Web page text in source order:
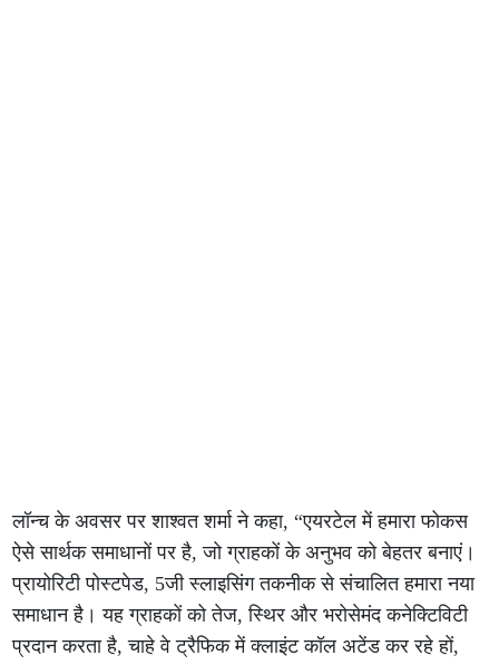
लॉन्च के अवसर पर शाश्वत शर्मा ने कहा, “एयरटेल में हमारा फोकस
ऐसे सार्थक समाधानों पर है, जो ग्राहकों के अनुभव को बेहतर बनाएं।
प्रायोरिटी पोस्टपेड, 5जी स्लाइसिंग तकनीक से संचालित हमारा नया
समाधान है। यह ग्राहकों को तेज, स्थिर और भरोसेमंद कनेक्टिविटी
प्रदान करता है, चाहे वे ट्रैफिक में क्लाइंट कॉल अटेंड कर रहे हों,